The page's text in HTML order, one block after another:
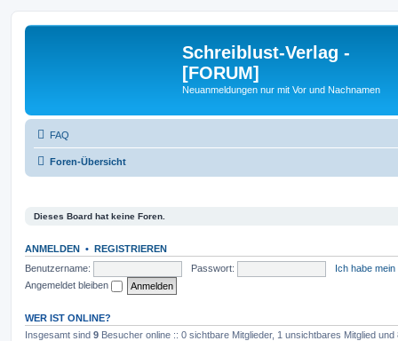
Schreiblust-Verlag -
[FORUM]
Neuanmeldungen nur mit Vor und Nachnamen
FAQ
Foren-Übersicht
Dieses Board hat keine Foren.
ANMELDEN • REGISTRIEREN
Benutzername:
Passwort:
Ich habe
Angemeldet bleiben
WER IST ONLINE?
Insgesamt sind 9 Besucher online :: 0 sichtbare Mitglieder, 1 unsichtbares Mitglied